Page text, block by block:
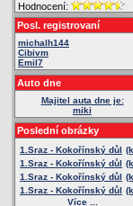
Hodnocení:
Posl. registrovaní
michalh144
Cibivm
Emil7
Auto dne
Majitel auta dne je:
miki
Poslední obrázky
1.Sraz - Kokořínský důl
1.Sraz - Kokořínský důl
1.Sraz - Kokořínský důl
1.Sraz - Kokořínský důl
Více ...